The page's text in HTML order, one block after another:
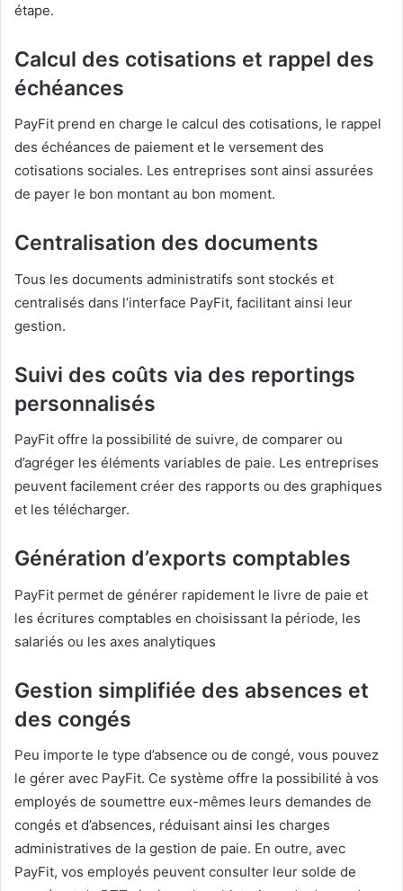
étape.
Calcul des cotisations et rappel des
échéances
PayFit prend en charge le calcul des cotisations, le rappel
des échéances de paiement et le versement des
cotisations sociales. Les entreprises sont ainsi assurées
de payer le bon montant au bon moment.
Centralisation des documents
Tous les documents administratifs sont stockés et
centralisés dans l’interface PayFit, facilitant ainsi leur
gestion.
Suivi des coûts via des reportings
personnalisés
PayFit offre la possibilité de suivre, de comparer ou
d’agréger les éléments variables de paie. Les entreprises
peuvent facilement créer des rapports ou des graphiques
et les télécharger.
Génération d’exports comptables
PayFit permet de générer rapidement le livre de paie et
les écritures comptables en choisissant la période, les
salariés ou les axes analytiques
Gestion simplifiée des absences et
des congés
Peu importe le type d’absence ou de congé, vous pouvez
le gérer avec PayFit. Ce système offre la possibilité à vos
employés de soumettre eux-mêmes leurs demandes de
congés et d’absences, réduisant ainsi les charges
administratives de la gestion de paie. En outre, avec
PayFit, vos employés peuvent consulter leur solde de